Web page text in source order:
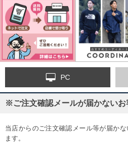
PC
※ご注文確認メールが届かないお
当店からのご注文確認メール等が届か
ます。